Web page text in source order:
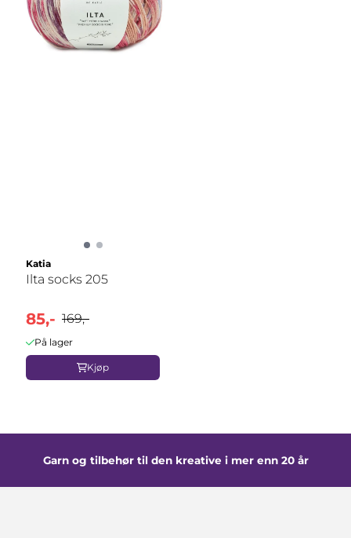
Katia
Ilta socks 205
85,- 169,-
På lager
Kjøp
Garn og tilbehør til den kreative i mer enn 20 år